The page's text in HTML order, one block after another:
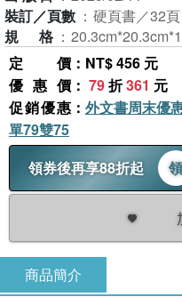
裝訂／頁數 ： 硬頁書／32頁
規格 ：
定價 ：NT$ 456 元
優惠價 ： 79折361 元
促銷優惠 ： 外文書周末優
單79雙75
領券後再享88折起
領
商品簡介